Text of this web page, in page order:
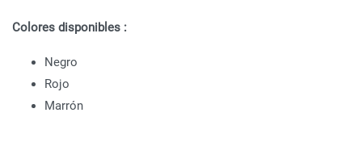
Colores disponibles :
Negro
Rojo
Marrón